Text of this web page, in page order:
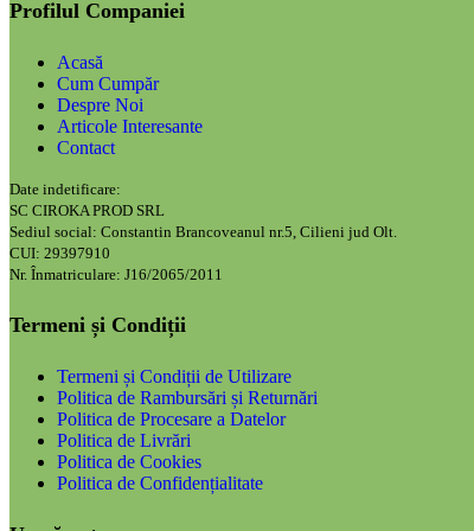
Profilul Companiei
Acasă
Cum Cumpăr
Despre Noi
Articole Interesante
Contact
Date indetificare:
SC CIROKA PROD SRL
Sediul social: Constantin Brancoveanul nr.5, Cilieni jud Olt.
CUI: 29397910
Nr. Înmatriculare: J16/2065/2011
Termeni și Condiții
Termeni și Condiții de Utilizare
Politica de Rambursări și Returnări
Politica de Procesare a Datelor
Politica de Livrări
Politica de Cookies
Politica de Confidențialitate